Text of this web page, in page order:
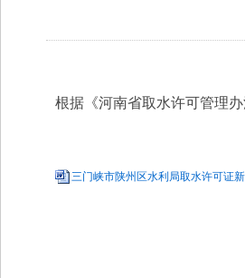
根据《河南省取水许可管理
三门峡市陕州区水利局取水许可证